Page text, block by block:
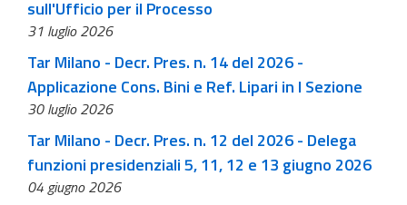
sull'Ufficio per il Processo
31 luglio 2026
Tar Milano - Decr. Pres. n. 14 del 2026 -
Applicazione Cons. Bini e Ref. Lipari in I Sezione
30 luglio 2026
Tar Milano - Decr. Pres. n. 12 del 2026 - Delega
funzioni presidenziali 5, 11, 12 e 13 giugno 2026
04 giugno 2026